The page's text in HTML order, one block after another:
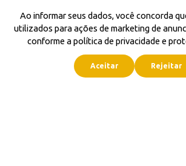
Ao informar seus dados, você concorda
utilizados para ações de marketing de
conforme a política de privacidade e
Aceitar Rejeitar